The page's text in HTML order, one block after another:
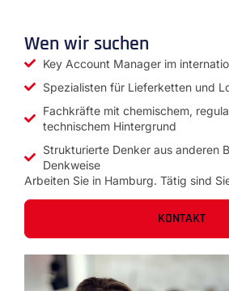
Wen wir suchen
Key Account Manager im
Spezialisten für Lieferketten und
Fachkräfte mit chemischem,
technischem Hintergrund
Strukturierte Denker aus anderen
Denkweise
Arbeiten Sie in Hamburg. Tätig sind
KONTAKT